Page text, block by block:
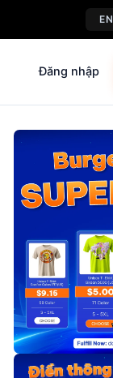
EN
Đăng nhập